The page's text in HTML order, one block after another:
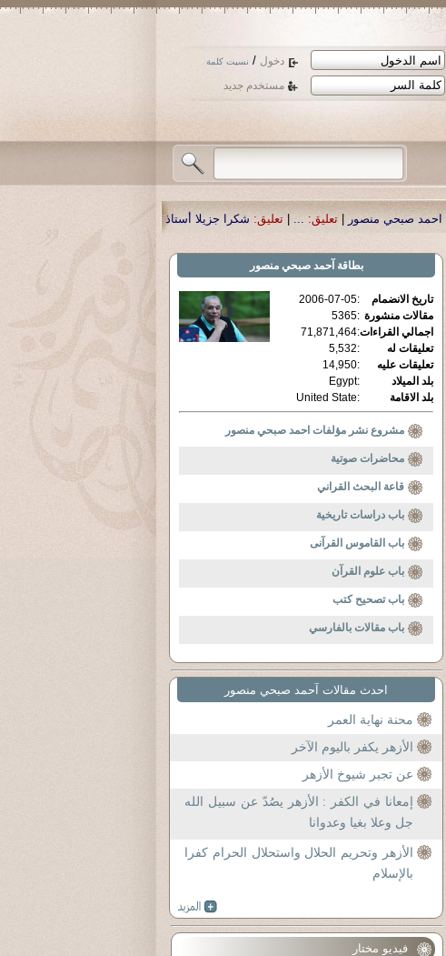
دخول / نسيت كلمة
مستخدم جديد
تعليق: شكرا جزيلا أستاذ حمد الحمد .أكرمكم الله .|تعليق:
بطاقة آحمد صبحي منصور
تاريخ الانضمام :
2006-07-05
مقالات منشورة :
5365
اجمالي القراءات:
71,871,464
تعليقات له
:
5,532
تعليقات عليه
:
14,950
بلد الميلاد
:
Egypt
بلد الاقامة
:
United State
مشروع نشر مؤلفات احمد صبحي منصور
محاضرات صوتية
قاعة البحث القراني
باب دراسات تاريخية
باب القاموس القرآنى
باب علوم القرآن
باب تصحيح كتب
باب مقالات بالفارسي
احدث مقالات آحمد صبحي منصور
محنة نهاية العمر
الأزهر يكفر باليوم الآخر
عن تجبر شيوخ الأزهر
إمعانا في الكفر : الأزهر يصُدّ عن سبيل الله
جل وعلا بغيا وعدوانا
الأزهر وتحريم الحلال واستحلال الحرام كفرا
بالإسلام
فيديو مختار